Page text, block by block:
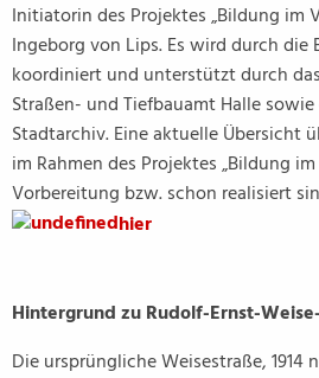
Initiatorin des Projektes „Bildung im
Ingeborg von Lips. Es wird durch
koordiniert und unterstützt durch
Straßen- und Tiefbauamt Halle
Stadtarchiv. Eine aktuelle Übersicht
im Rahmen des Projektes „Bildung
Vorbereitung bzw. schon realisiert
hier
Hintergrund zu Rudolf-Ernst-
Die ursprüngliche Weisestraße, 1914